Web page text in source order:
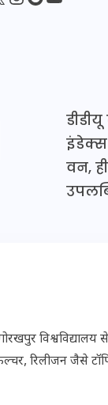
वन,
विश्वविद्यालय
रिलीजन जैसे
इस
क्या